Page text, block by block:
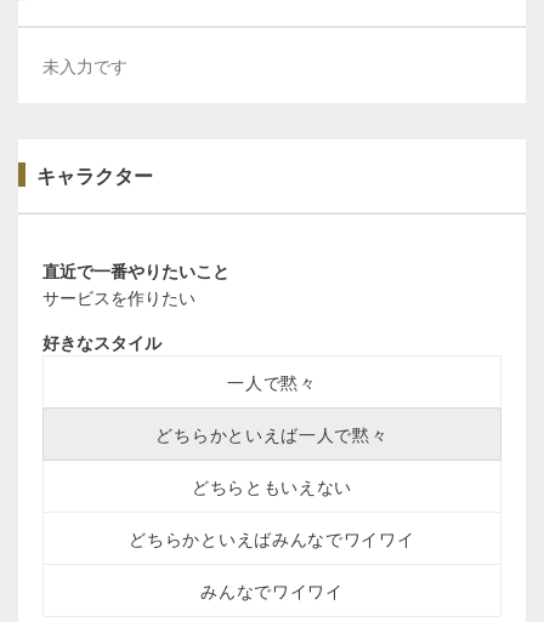
未入力です
キャラクター
直近で一番やりたいこと
サービスを作りたい
好きなスタイル
一人で黙々
どちらかといえば一人で黙々
どちらともいえない
どちらかといえばみんなでワイワイ
みんなでワイワイ